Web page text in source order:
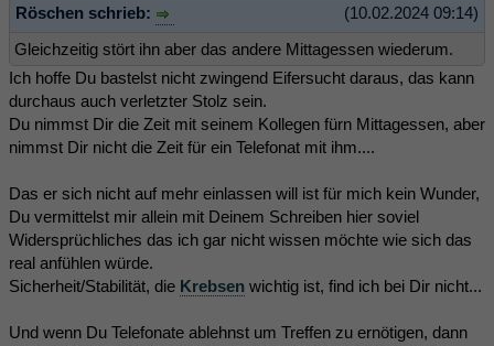
(10.02.2024 09:14)
Röschen schrieb:
Gleichzeitig stört ihn aber das andere Mittagessen wiederum.
Ich hoffe Du bastelst nicht zwingend Eifersucht daraus, das kann
durchaus auch verletzter Stolz sein.
Du nimmst Dir die Zeit mit seinem Kollegen fürn Mittagessen, aber
nimmst Dir nicht die Zeit für ein Telefonat mit ihm....
Das er sich nicht auf mehr einlassen will ist für mich kein Wunder,
Du vermittelst mir allein mit Deinem Schreiben hier soviel
Widersprüchliches das ich gar nicht wissen möchte wie sich das
real anfühlen würde.
Sicherheit/Stabilität, die Krebsen wichtig ist, find ich bei Dir nicht...
Und wenn Du Telefonate ablehnst um Treffen zu ernötigen, dann